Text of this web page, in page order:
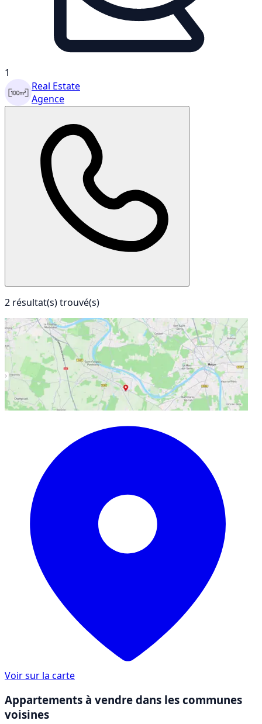
1
Real Estate
Agence
2 résultat(s) trouvé(s)
Voir sur la carte
Appartements à vendre dans les communes
voisines